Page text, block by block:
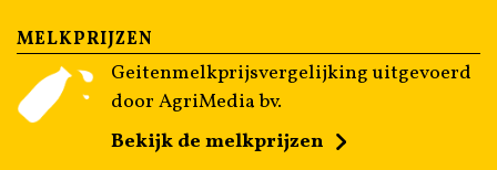
MELKPRIJZEN
Geitenmelkprijsvergelijking uitgevoerd
door AgriMedia bv.
Bekijk de melkprijzen